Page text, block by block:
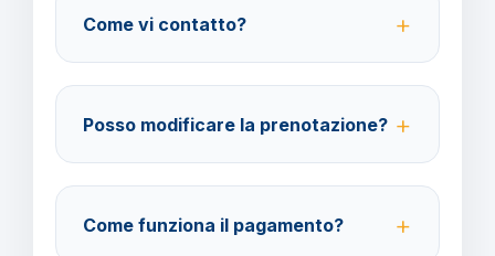
cancellazione viaggio.
Come vi contatto?
amministrazione@barbaviaggi.it, o tramite il sito
barbaviaggi.it.
Posso modificare la prenotazione?
prima della partenza con un costo di 70 euro a
modifica.
Come funziona il pagamento?